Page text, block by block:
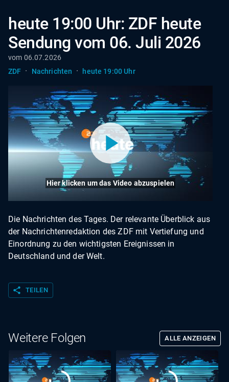
heute 19:00 Uhr: ZDF heute
Sendung vom 06. Juli 2026
vom 06.07.2026
ZDF · Nachrichten · heute 19:00 Uhr
Hier klicken um das Video abzuspielen
Die Nachrichten des Tages. Der relevante Überblick aus
der Nachrichtenredaktion des ZDF mit Vertiefung und
Einordnung zu den wichtigsten Ereignissen in
Deutschland und der Welt.
share TEILEN
Weitere Folgen ALLE ANZEIGEN